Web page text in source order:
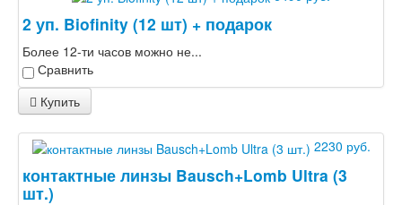
2 уп. Biofinity (12 шт) + подарок
Более 12-ти часов можно не...
Сравнить
Купить
2230 руб.
контактные линзы Bausch+Lomb Ultra (3
шт.)